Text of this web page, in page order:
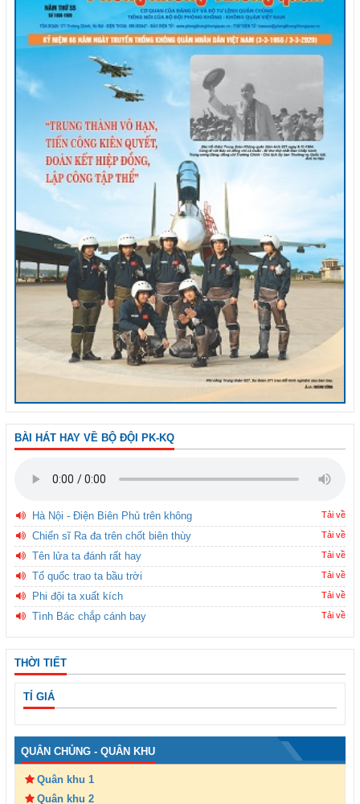
BÀI HÁT HAY VỀ BỘ ĐỘI PK-KQ
Hà Nội - Điện Biên Phủ trên không Tải về
Chiến sĩ Ra đa trên chốt biên thùy Tải về
Tên lửa ta đánh rất hay Tải về
Tổ quốc trao ta bầu trời Tải về
Phi đội ta xuất kích Tải về
Tình Bác chắp cánh bay Tải về
THỜI TIẾT
TỈ GIÁ
QUÂN CHỦNG - QUÂN KHU
Quân khu 1
Quân khu 2